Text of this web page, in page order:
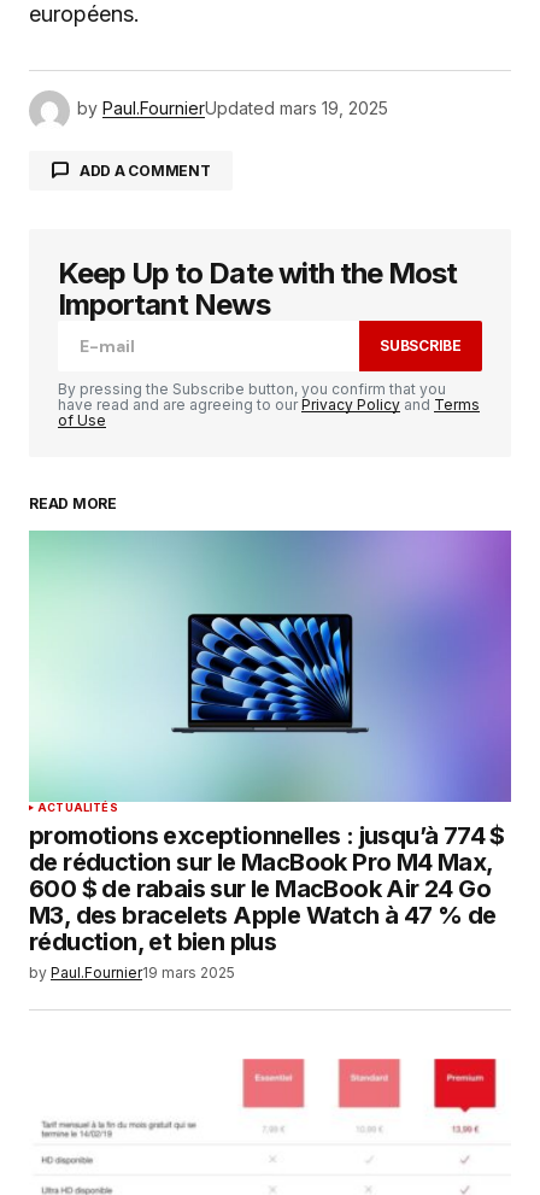
européens.
by Paul.FournierUpdated mars 19, 2025
ADD A COMMENT
Votre adresse e-mail ne sera pas publiée. Les
champs obligatoires sont indiqués avec
Your Name
Enregistrer mon nom, mon e-mail et mon
site dans le navigateur pour mon prochain
commentaire.
Keep Up to Date with the Most
Important News
SUBSCRIBE
By pressing the Subscribe button, you confirm that you
have read and are agreeing to ourPrivacy Policy and Terms
of Use
READ MORE
ACTUALITÉS
promotions exceptionnelles : jusqu’à 774 $
de réduction sur le MacBook Pro M4 Max,
600 $ de rabais sur le MacBook Air 24 Go
M3, des bracelets Apple Watch à 47 % de
réduction, et bien plus
by Paul.Fournier19 mars 2025